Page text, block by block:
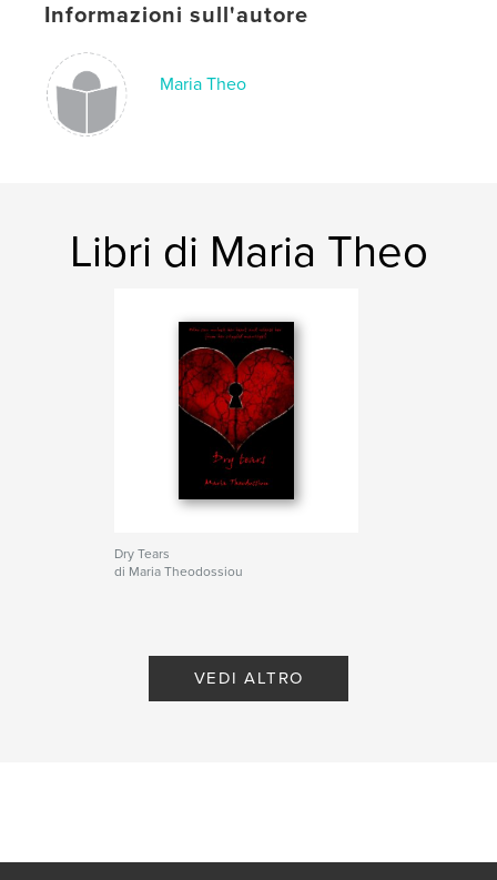
Informazioni sull'autore
Maria Theo
Libri di Maria Theo
Dry Tears
di Maria Theodossiou
VEDI ALTRO